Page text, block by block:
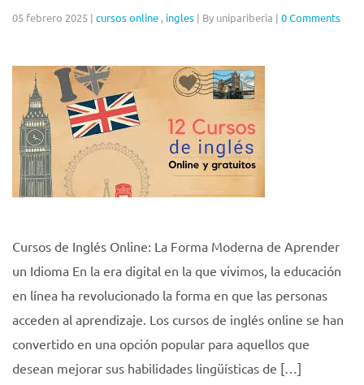
05 febrero 2025 | cursos online , ingles | By unipariberia | 0 Comments
Cursos de Inglés Online: La Forma Moderna de Aprender
un Idioma En la era digital en la que vivimos, la educación
en línea ha revolucionado la forma en que las personas
acceden al aprendizaje. Los cursos de inglés online se han
convertido en una opción popular para aquellos que
desean mejorar sus habilidades lingüísticas de […]